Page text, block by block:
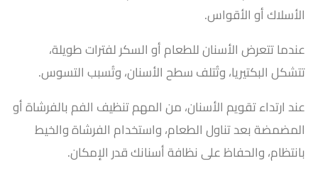
الأسلاك أو الأقواس.
عندما تتعرض الأسنان للطعام أو السكر لفترات طويلة،
تتشكل البكتيريا، وتُتلف سطح الأسنان، وتُسبب التسوس.
عند ارتداء تقويم الأسنان، من المهم تنظيف الفم بالفرشاة أو
المضمضة بعد تناول الطعام، واستخدام الفرشاة والخيط
بانتظام، والحفاظ على نظافة أسنانك قدر الإمكان.